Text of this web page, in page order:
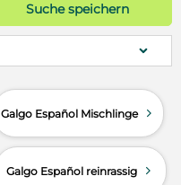
Suche speichern
Galgo Español Mischlinge d
Galgo Español reinrassig d